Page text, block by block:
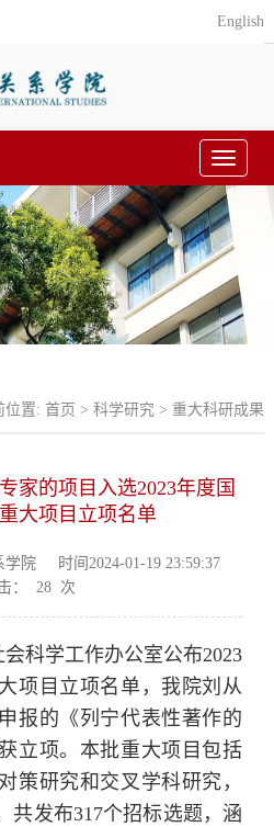
English
Toggle
位置:首页 >科学研究 > 重大科研成果
家的项目入选2023年度国
大项目立项名单
学院
时间2024-01-19 23:59:37
：
28 次
科学工作办公室公布2023
项目立项名单，我院刘从
报的《列宁代表性著作的
立项。本批重大项目包括
策研究和交叉学科研究，
共发布317个招标选题，涵